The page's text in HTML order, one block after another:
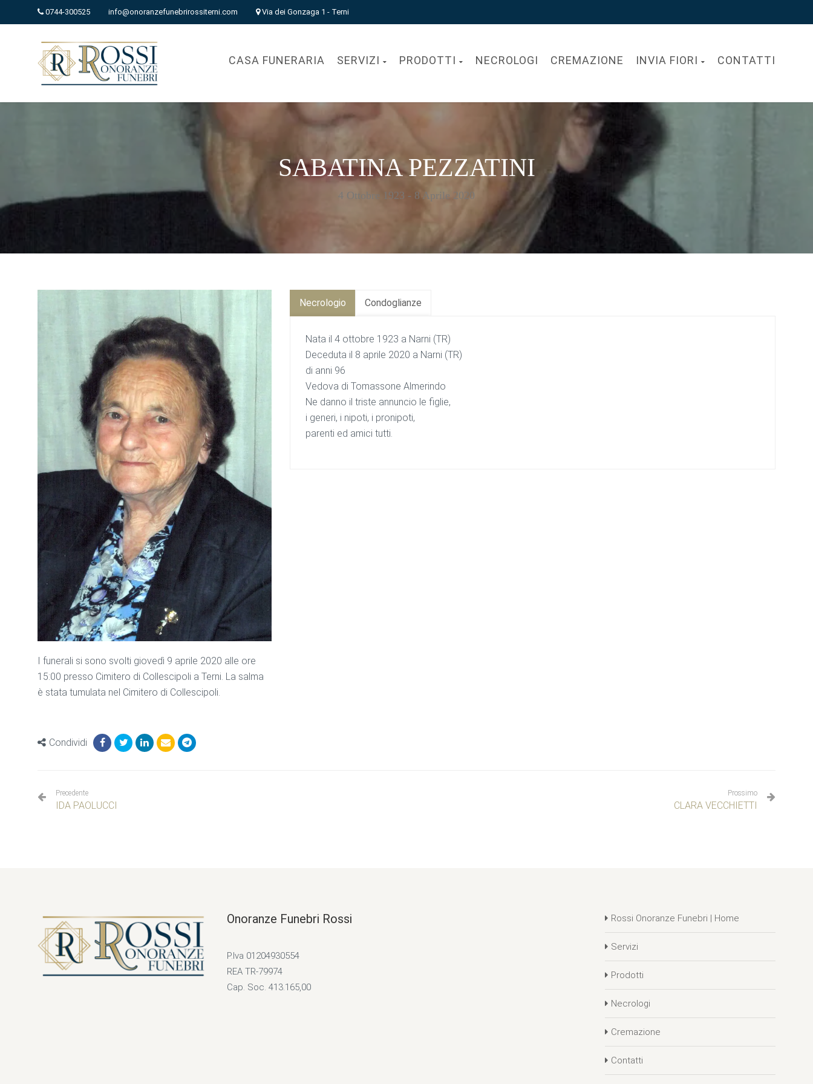
0744-300525 info@onoranzefunebrirossiterni.com Via dei Gonzaga 1 - Terni
CASA FUNERARIA SERVIZI PRODOTTI NECROLOGI CREMAZIONE INVIA FIORI CONTATTI
SABATINA PEZZATINI
4 Ottobre 1923 - 8 Aprile 2020
I funerali si sono svolti giovedì 9 aprile 2020 alle ore
15:00 presso Cimitero di Collescipoli a Terni. La salma
è stata tumulata nel Cimitero di Collescipoli.
Condividi
Necrologio Condoglianze
Nata il 4 ottobre 1923 a Narni (TR)
Deceduta il 8 aprile 2020 a Narni (TR)
di anni 96
Vedova di Tomassone Almerindo
Ne danno il triste annuncio le figlie,
i generi, i nipoti, i pronipoti,
parenti ed amici tutti.
Precedente
IDA PAOLUCCI
Prossimo
CLARA VECCHIETTI
Onoranze Funebri Rossi
P.Iva 01204930554
REA TR-79974
Cap. Soc. 413.165,00
Rossi Onoranze Funebri | Home
Servizi
Prodotti
Necrologi
Cremazione
Contatti